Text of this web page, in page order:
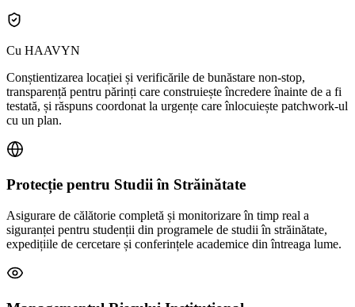
Cu HAAVYN
Conștientizarea locației și verificările de bunăstare non-stop,
transparență pentru părinți care construiește încredere înainte de a fi
testată, și răspuns coordonat la urgențe care înlocuiește patchwork-ul
cu un plan.
Protecție pentru Studii în Străinătate
Asigurare de călătorie completă și monitorizare în timp real a
siguranței pentru studenții din programele de studii în străinătate,
expedițiile de cercetare și conferințele academice din întreaga lume.